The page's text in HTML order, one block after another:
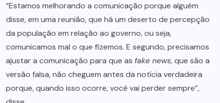
“Estamos melhorando a comunicação porque alguém
disse, em uma reunião, que há um deserto de percepção
da população em relação ao governo, ou seja,
comunicamos mal o que fizemos. E segundo, precisamos
ajustar a comunicação para que as fake news, que são a
versão falsa, não cheguem antes da notícia verdadeira
porque, quando isso ocorre, você vai perder sempre”,